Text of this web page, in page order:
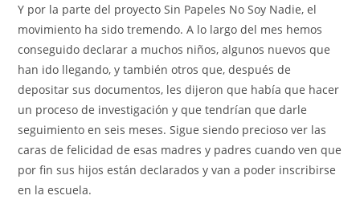
Y por la parte del proyecto Sin Papeles No Soy Nadie, el
movimiento ha sido tremendo. A lo largo del mes hemos
conseguido declarar a muchos niños, algunos nuevos que
han ido llegando, y también otros que, después de
depositar sus documentos, les dijeron que había que hacer
un proceso de investigación y que tendrían que darle
seguimiento en seis meses. Sigue siendo precioso ver las
caras de felicidad de esas madres y padres cuando ven que
por fin sus hijos están declarados y van a poder inscribirse
en la escuela.